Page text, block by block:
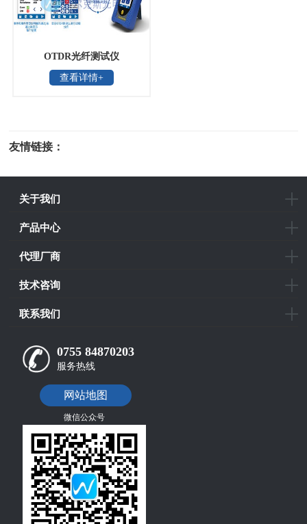
OTDR光纤测试仪
查看详情+
友情链接：
关于我们
产品中心
代理厂商
技术咨询
联系我们
0755 84870203
服务热线
网站地图
微信公众号